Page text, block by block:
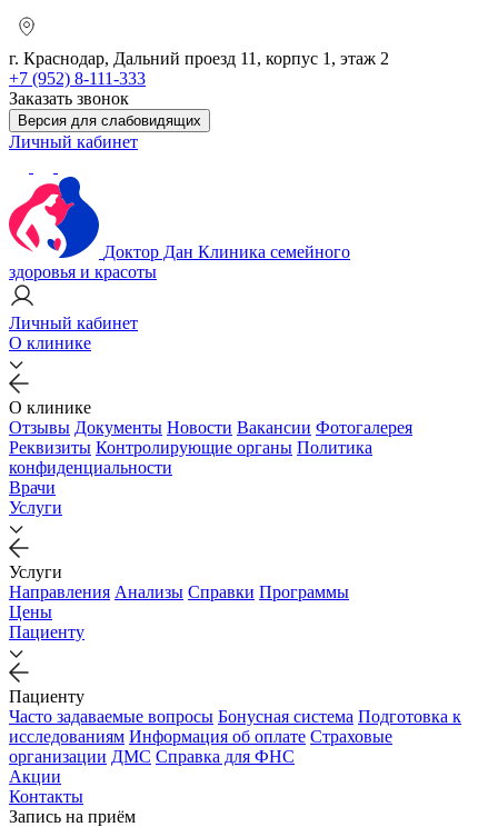
г. Краснодар, Дальний проезд 11, корпус 1, этаж 2
+7 (952) 8-111-333
Заказать звонок
Версия для слабовидящих
Личный кабинет
Доктор Дан Клиника семейного
здоровья и красоты
Личный кабинет
О клинике
О клинике
Отзывы Документы Новости Вакансии Фотогалерея
Реквизиты Контролирующие органы Политика
конфиденциальности
Врачи
Услуги
Услуги
Направления Анализы Справки Программы
Цены
Пациенту
Пациенту
Часто задаваемые вопросы Бонусная система Подготовка к
исследованиям Информация об оплате Страховые
организации ДМС Справка для ФНС
Акции
Контакты
Запись на приём